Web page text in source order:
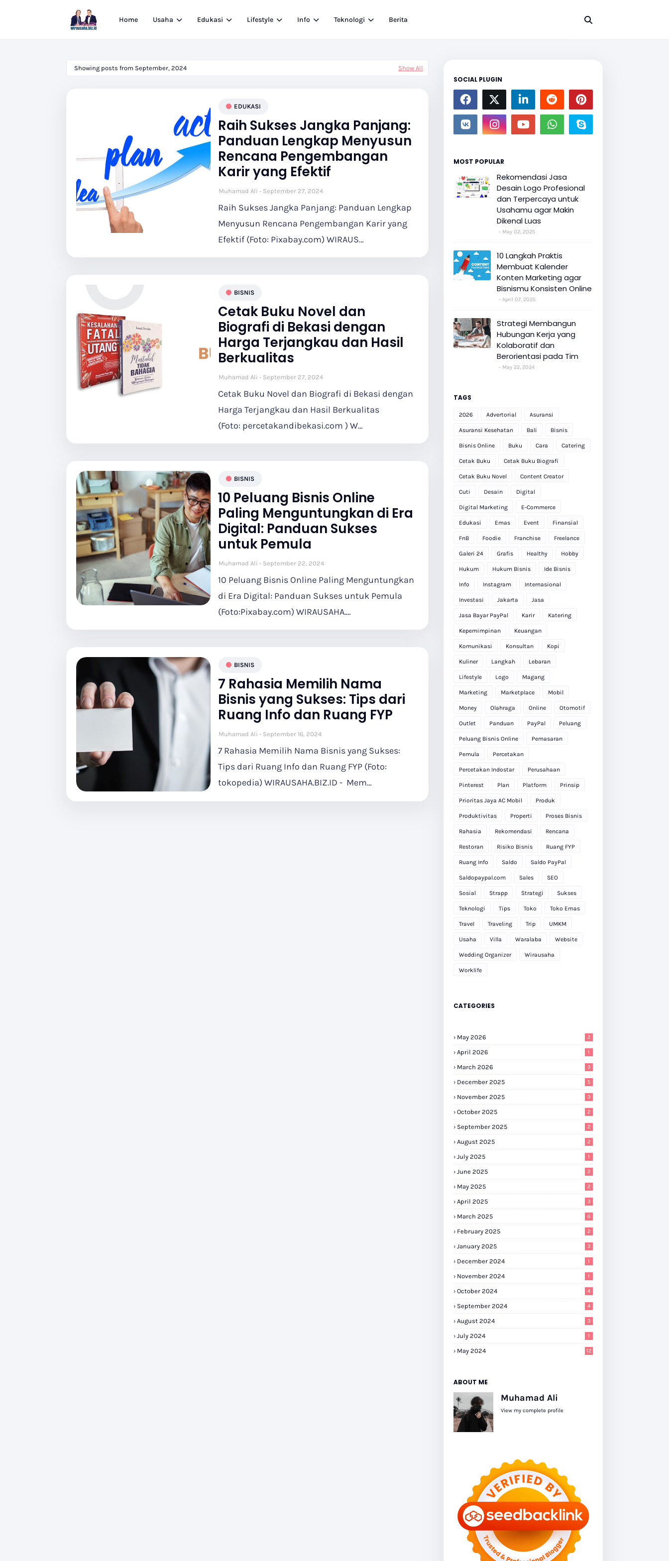
Home Usaha Edukasi Lifestyle Info Teknologi Berita
Showing posts from September, 2024 Show All
EDUKASI
Raih Sukses Jangka Panjang:
Panduan Lengkap Menyusun
Rencana Pengembangan
Karir yang Efektif
Muhamad Ali September 27, 2024
Raih Sukses Jangka Panjang: Panduan Lengkap
Menyusun Rencana Pengembangan Karir yang
Efektif (Foto: Pixabay.com) WIRAUS…
BISNIS
Cetak Buku Novel dan
Biografi di Bekasi dengan
Harga Terjangkau dan Hasil
Berkualitas
Muhamad Ali September 27, 2024
Cetak Buku Novel dan Biografi di Bekasi dengan
Harga Terjangkau dan Hasil Berkualitas
(Foto: percetakandibekasi.com ) W…
BISNIS
10 Peluang Bisnis Online
Paling Menguntungkan di Era
Digital: Panduan Sukses
untuk Pemula
Muhamad Ali September 22, 2024
10 Peluang Bisnis Online Paling Menguntungkan
di Era Digital: Panduan Sukses untuk Pemula
(Foto:Pixabay.com) WIRAUSAHA.…
BISNIS
7 Rahasia Memilih Nama
Bisnis yang Sukses: Tips dari
Ruang Info dan Ruang FYP
Muhamad Ali September 16, 2024
7 Rahasia Memilih Nama Bisnis yang Sukses:
Tips dari Ruang Info dan Ruang FYP (Foto:
tokopedia) WIRAUSAHA.BIZ.ID - Mem…
SOCIAL PLUGIN
MOST POPULAR
Rekomendasi Jasa
Desain Logo Profesional
dan Terpercaya untuk
Usahamu agar Makin
Dikenal Luas
May 02, 2025
10 Langkah Praktis
Membuat Kalender
Konten Marketing agar
Bisnismu Konsisten Online
April 07, 2025
Strategi Membangun
Hubungan Kerja yang
Kolaboratif dan
Berorientasi pada Tim
May 22, 2024
TAGS
2026 Advertorial Asuransi
Asuransi Kesehatan Bali Bisnis
Bisnis Online Buku Cara Catering
Cetak Buku Cetak Buku Biografi
Cetak Buku Novel Content Creator
Cuti Desain Digital
Digital Marketing E-Commerce
Edukasi Emas Event Finansial
FnB Foodie Franchise Freelance
Galeri 24 Grafis Healthy Hobby
Hukum Hukum Bisnis Ide Bisnis
Info Instagram Internasional
Investasi Jakarta Jasa
Jasa Bayar PayPal Karir Katering
Kepemimpinan Keuangan
Komunikasi Konsultan Kopi
Kuliner Langkah Lebaran
Lifestyle Logo Magang
Marketing Marketplace Mobil
Money Olahraga Online Otomotif
Outlet Panduan PayPal Peluang
Peluang Bisnis Online Pemasaran
Pemula Percetakan
Percetakan Indostar Perusahaan
Pinterest Plan Platform Prinsip
Prioritas Jaya AC Mobil Produk
Produktivitas Properti Proses Bisnis
Rahasia Rekomendasi Rencana
Restoran Risiko Bisnis Ruang FYP
Ruang Info Saldo Saldo PayPal
Saldopaypal.com Sales SEO
Sosial Strapp Strategi Sukses
Teknologi Tips Toko Toko Emas
Travel Traveling Trip UMKM
Usaha Villa Waralaba Website
Wedding Organizer Wirausaha
Worklife
CATEGORIES
May 2026 2
April 2026 1
March 2026 3
December 2025 5
November 2025 3
October 2025 2
September 2025 2
August 2025 2
July 2025 1
June 2025 2
May 2025 2
April 2025 3
March 2025 6
February 2025 2
January 2025 3
December 2024 1
November 2024 1
October 2024 4
September 2024 4
August 2024 3
July 2024 1
May 2024 12
ABOUT ME
Muhamad Ali
View my complete profile